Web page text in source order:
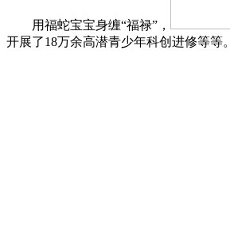
用福蛇宝宝身缠“福禄”，
开展了18万余高潜青少年科创进修等等